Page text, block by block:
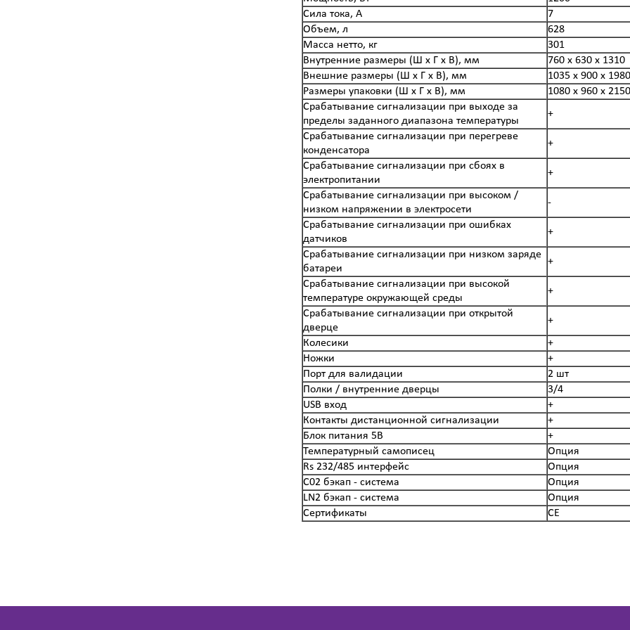
Сила тока, А
7
Объем, л
628
Масса нетто, кг
301
Внутренние размеры (Ш х Г х В), мм
760 x 630 x 1310
Внешние размеры (Ш х Г х В), мм
1035 x 900 x 1980
Размеры упаковки (Ш х Г х В), мм
1080 x 960 x 2150
Срабатывание сигнализации при выходе за
пределы заданного диапазона температуры
+
Срабатывание сигнализации при перегреве
конденсатора
+
Срабатывание сигнализации при сбоях в
электропитании
+
Срабатывание сигнализации при высоком /
низком напряжении в электросети
-
Срабатывание сигнализации при ошибках
датчиков
+
Срабатывание сигнализации при низком заряде
батареи
+
Срабатывание сигнализации при высокой
температуре окружающей среды
+
Срабатывание сигнализации при открытой
дверце
+
Колесики
+
Ножки
+
Порт для валидации
2 шт
Полки / внутренние дверцы
3/4
USB вход
+
Контакты дистанционной сигнализации
+
Блок питания 5В
+
Температурный самописец
Опция
Rs 232/485 интерфейс
Опция
С02 бэкап - система
Опция
LN2 бэкап - система
Опция
Сертификаты
СЕ